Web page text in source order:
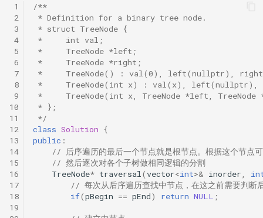
1
2
3
4
5
6
7
8
9
10
11
12
13
14
15
16
17
18
19
/**
* Definition for a binary tree node.
* struct TreeNode {
*     int val;
*     TreeNode *left;
*     TreeNode *right;
*     TreeNode() : val(0), left(nullptr),
*     TreeNode(int x) : val(x),
*     TreeNode(int x, TreeNode *left,
* };
*/
class Solution
{
public :
// 后序遍历的最后一个节点就是根节点。根据这个节点
// 然后逐次对各个子树做相同逻辑的分割
TreeNode* traversal (vector<int>& inorder
// 每次从后序遍历查找中节点，在这之前需要判断
if(pBegin == pEnd) return NULL ;